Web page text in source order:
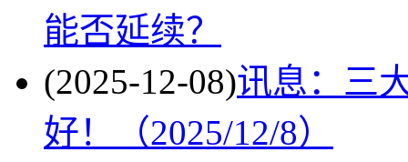
能否延续？
(2025-12-08)讯息：三
好！（2025/12/8）